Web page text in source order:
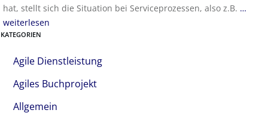
hat, stellt sich die Situation bei Serviceprozessen, also z.B. …
weiterlesen
KATEGORIEN
Agile Dienstleistung
Agiles Buchprojekt
Allgemein